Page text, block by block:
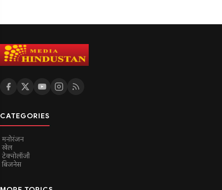
CATEGORIES
मनोरंजन
खेल
टेक्नोलॉजी
बिजनेस